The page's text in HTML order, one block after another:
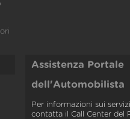
Assistenza Portale
dell'Automobilista
Per informazioni sui
contatta il Call Center del